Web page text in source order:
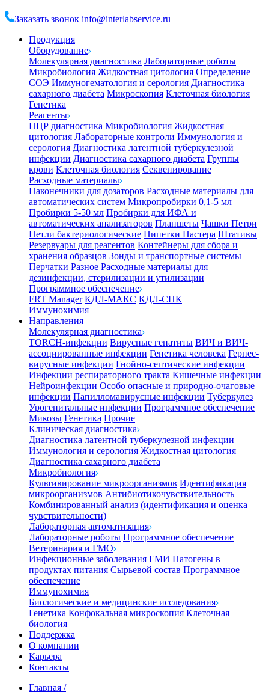
Заказать звонок info@interlabservice.ru
Продукция
Оборудование
Молекулярная диагностика Лабораторные роботы
Микробиология Жидкостная цитология Определение
СОЭ Иммуногематология и серология Диагностика
сахарного диабета Микроскопия Клеточная биология
Генетика
Реагенты
ПЦР диагностика Микробиология Жидкостная
цитология Лабораторные контроли Иммунология и
серология Диагностика латентной туберкулезной
инфекции Диагностика сахарного диабета Группы
крови Клеточная биология Секвенирование
Расходные материалы
Наконечники для дозаторов Расходные материалы для
автоматических систем Микропробирки 0,1-5 мл
Пробирки 5-50 мл Пробирки для ИФА и
автоматических анализаторов Планшеты Чашки Петри
Петли бактериологические Пипетки Пастера Штативы
Резервуары для реагентов Контейнеры для сбора и
хранения образцов Зонды и транспортные системы
Перчатки Разное Расходные материалы для
дезинфекции, стерилизации и утилизации
Программное обеспечение
FRT Manager КДЛ-МАКС КДЛ-СПК
Иммунохимия
Направления
Молекулярная диагностика
TORCH-инфекции Вирусные гепатиты ВИЧ и ВИЧ-
ассоциированные инфекции Генетика человека Герпес-
вирусные инфекции Гнойно-септические инфекции
Инфекции респираторного тракта Кишечные инфекции
Нейроинфекции Особо опасные и природно-очаговые
инфекции Папилломавирусные инфекции Туберкулез
Урогенитальные инфекции Программное обеспечение
Микозы Генетика Прочие
Клиническая диагностика
Диагностика латентной туберкулезной инфекции
Иммунология и серология Жидкостная цитология
Диагностика сахарного диабета
Микробиология
Культивирование микроорганизмов Идентификация
микроорганизмов Антибиотикочувствительность
Комбинированный анализ (идентификация и оценка
чувствительности)
Лабораторная автоматизация
Лабораторные роботы Программное обеспечение
Ветеринария и ГМО
Инфекционные заболевания ГМИ Патогены в
продуктах питания Сырьевой состав Программное
обеспечение
Иммунохимия
Биологические и медицинские исследования
Генетика Конфокальная микроскопия Клеточная
биология
Поддержка
О компании
Карьера
Контакты
Главная /